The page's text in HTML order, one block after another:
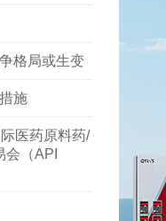
格局或生变
施
医药原料药/
会（API